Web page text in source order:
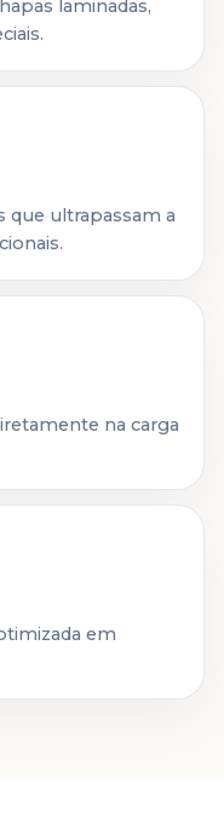
laminadas,
que ultrapassam a
na carga
em